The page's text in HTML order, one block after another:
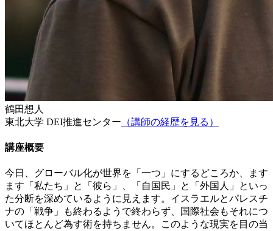
鶴田想人
東北大学 DEI推進センター （講師の経歴を見る）
講座概要
今日、グローバル化が世界を「一つ」にするどころか、ます
ます「私たち」と「彼ら」、「自国民」と「外国人」といっ
た分断を深めているように見えます。イスラエルとパレスチ
ナの「戦争」も終わるようで終わらず、国際社会もそれにつ
いてほとんど為す術を持ちません。このような現実を目の当